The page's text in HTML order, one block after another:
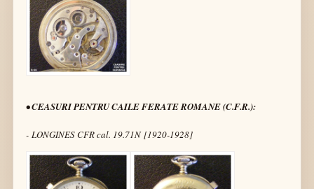
• CEASURI PENTRU CAILE FERATE ROMANE (C.F.R.):
- LONGINES CFR cal. 19.71N [1920-1928]